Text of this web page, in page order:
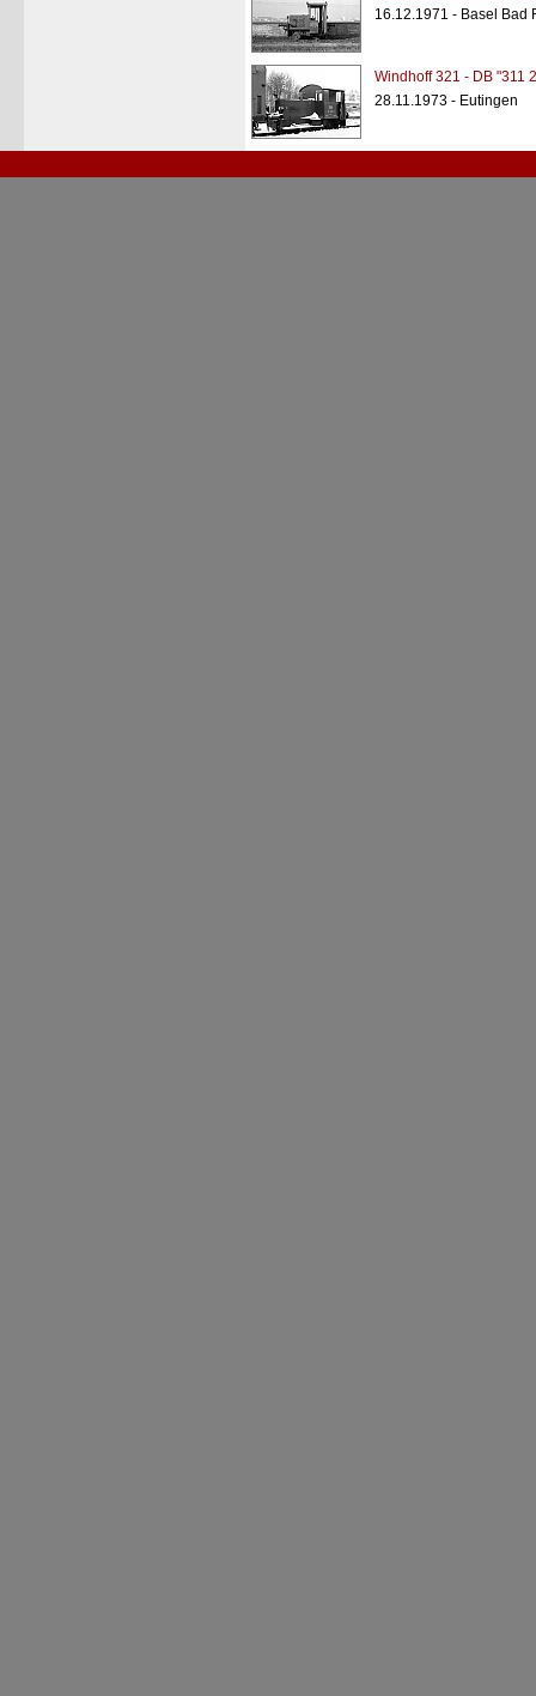
16.12.1971 - Basel Bad
Windhoff 321 - DB "311
28.11.1973 - Eutingen